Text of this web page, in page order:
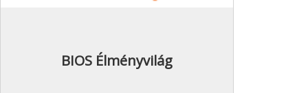
BIOS Élményvilág